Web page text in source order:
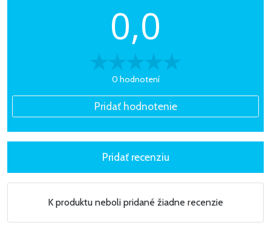
0,0
0 hodnotení
K produktu neboli pridané žiadne recenzie